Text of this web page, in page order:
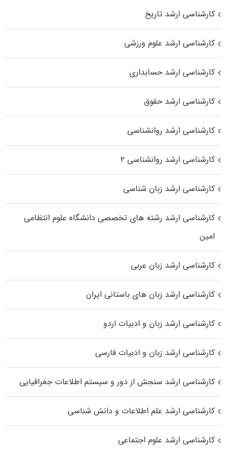
کارشناسی ارشد تاریخ
کارشناسی ارشد علوم ورزشی
کارشناسی ارشد حسابداری
کارشناسی ارشد حقوق
کارشناسی ارشد روانشناسی
کارشناسی ارشد روانشناسی ۲
کارشناسی ارشد زبان شناسی
کارشناسی ارشد رﺷﺘﻪ ﻫﺎی تخصصی داﻧﺸﮕﺎه ﻋﻠﻮم انتظامی
اﻣﻴﻦ
کارشناسی ارشد زبان عربی
کارشناسی ارشد زبان‌ های باستانی ایران
کارشناسی ارشد زبان و ادبیات اردو
کارشناسی ارشد زبان و ادبیات فارسی
کارشناسی ارشد سنجش از دور و سیستم اطلاعات جغرافیایی
کارشناسی ارشد علم اطلاعات و دانش شناسی
کارشناسی ارشد علوم اجتماعی